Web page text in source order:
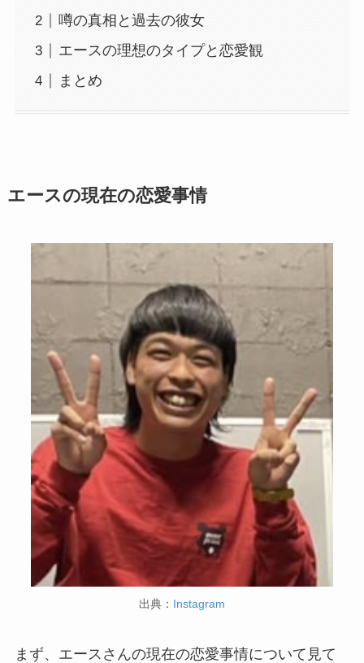
噂の真相と過去の彼女
エースの理想のタイプと恋愛観
まとめ
エースの現在の恋愛事情
出典： Instagram
まず、エースさんの現在の恋愛事情について見て